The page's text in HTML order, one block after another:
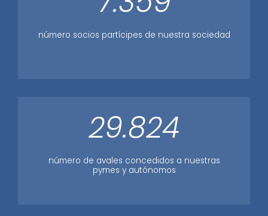
número socios partícipes de nuestra sociedad
29.824
número de avales concedidos a nuestras
pymes y autónomos